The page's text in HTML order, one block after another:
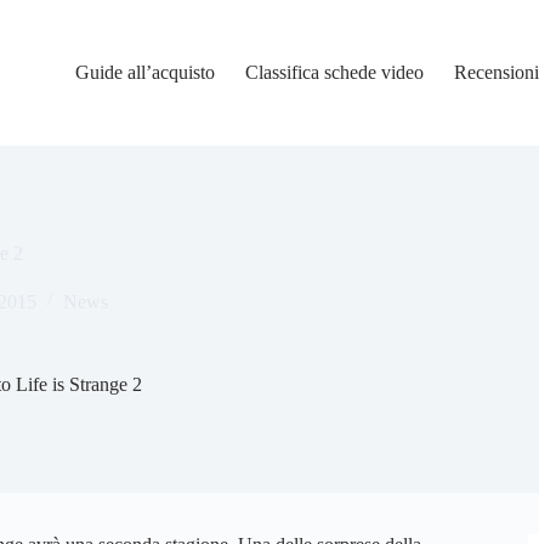
Guide all’acquisto
Classifica schede video Recensioni
Life is Strange 2